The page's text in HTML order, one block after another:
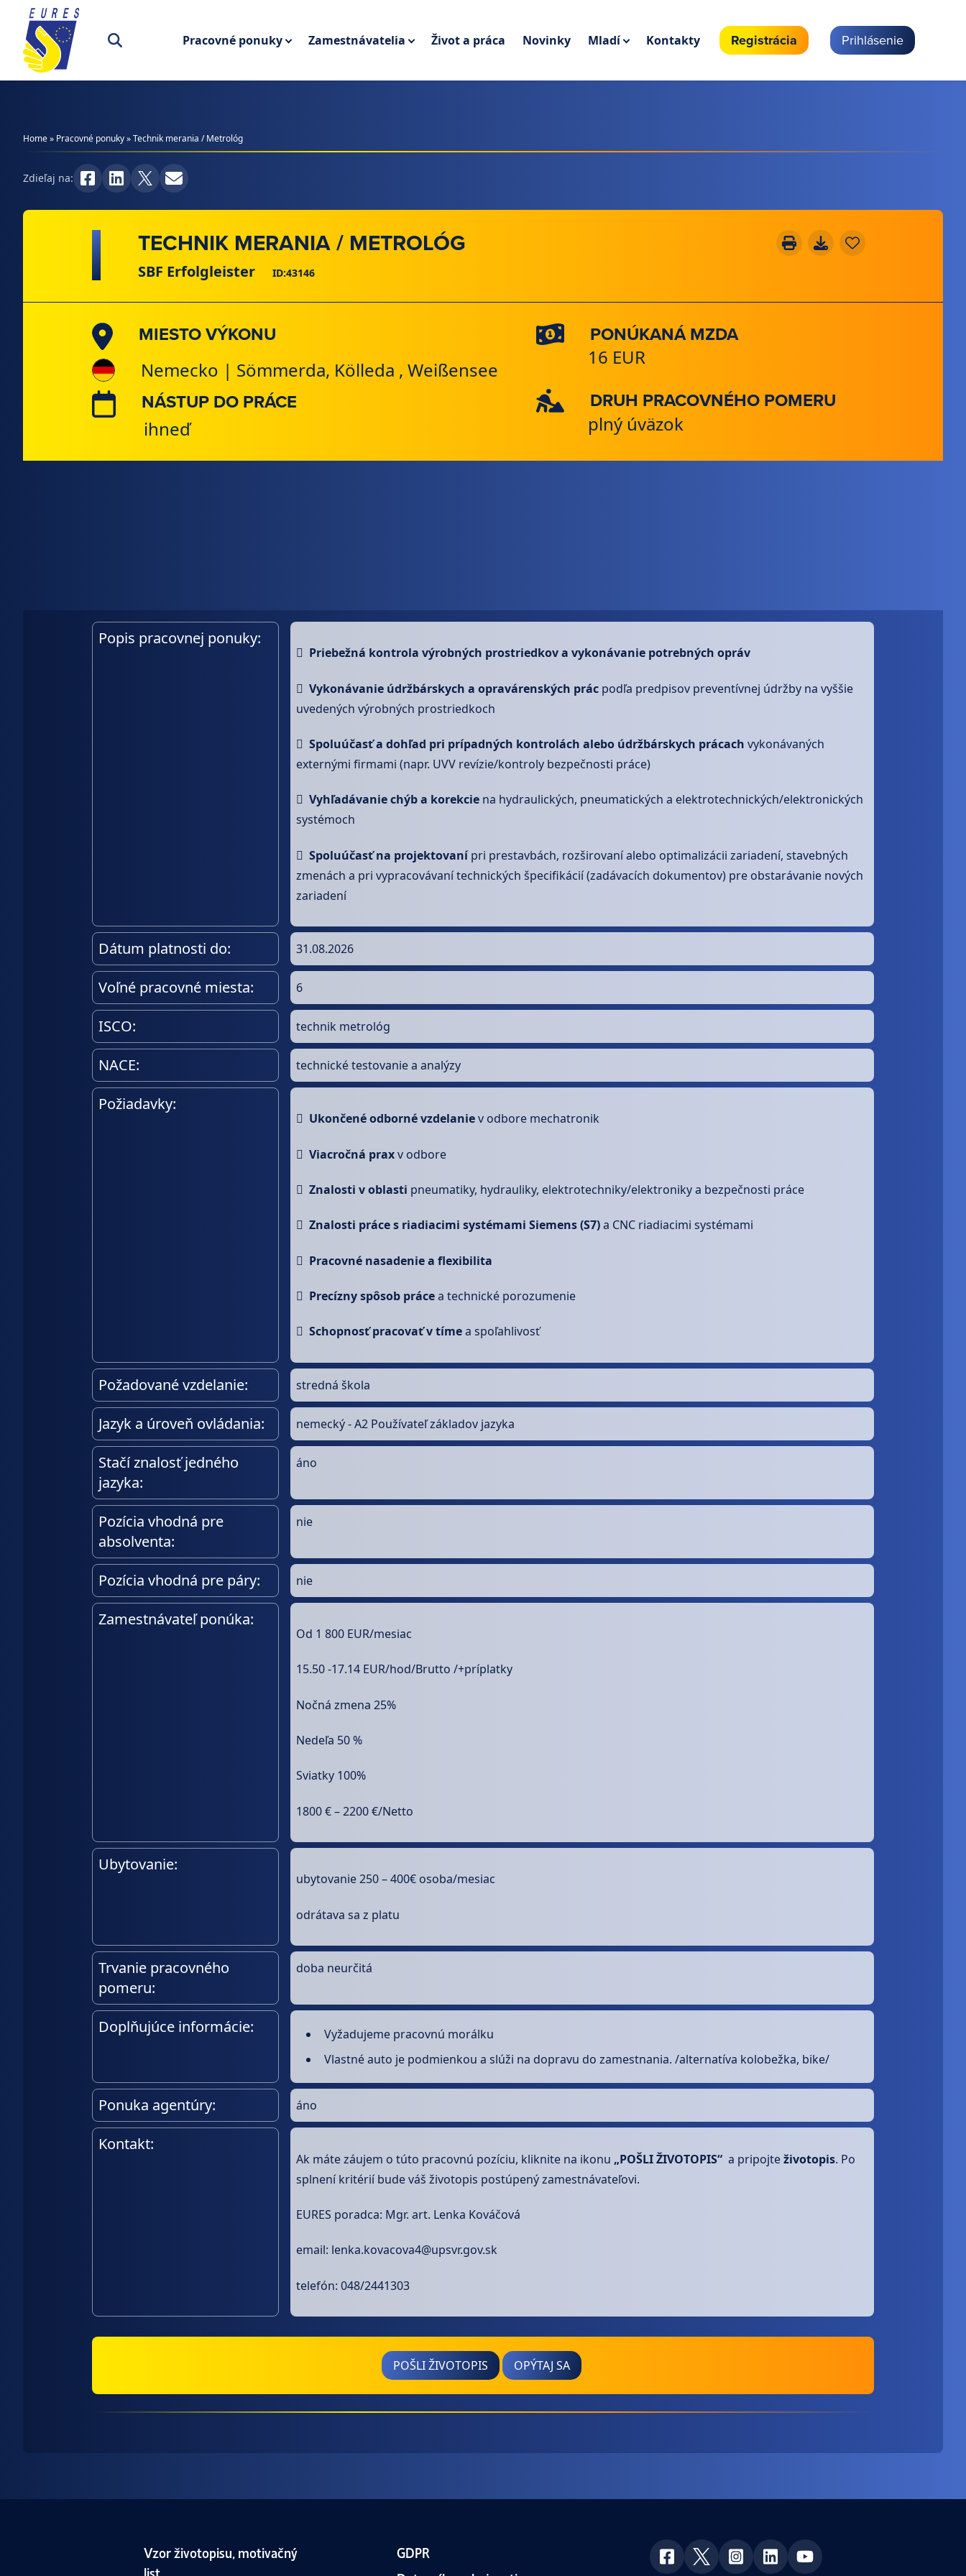
Prejsť na obsah
Pracovné ponuky Zamestnávatelia Život a práca Novinky Mladí Kontakty Registrácia Prihlásenie
Home» Pracovné ponuky»Technik merania / Metrológ
Zdieľaj na:
TECHNIK MERANIA / METROLÓG
SBF Erfolgleister ID:43146
MIESTO VÝKONU
Nemecko | Sömmerda, Kölleda , Weißensee
NÁSTUP DO PRÁCE
ihneď
PONÚKANÁ MZDA
16 EUR
DRUH PRACOVNÉHO POMERU
plný úväzok
Popis pracovnej ponuky:
 Priebežná kontrola výrobných prostriedkov a vykonávanie potrebných opráv
 Vykonávanie údržbárskych a opravárenských prác podľa predpisov preventívnej údržby na vyššie
uvedených výrobných prostriedkoch
 Spoluúčasť a dohľad pri prípadných kontrolách alebo údržbárskych prácach vykonávaných
externými firmami (napr. UVV revízie/kontroly bezpečnosti práce)
 Vyhľadávanie chýb a korekcie na hydraulických, pneumatických a elektrotechnických/elektronických
systémoch
 Spoluúčasť na projektovanípri prestavbách, rozširovaní alebo optimalizácii zariadení, stavebných
zmenách a pri vypracovávaní technických špecifikácií (zadávacích dokumentov) pre obstarávanie nových
zariadení
Dátum platnosti do: 31.08.2026
Voľné pracovné miesta: 6
ISCO: technik metrológ
NACE: technické testovanie a analýzy
Požiadavky:
 Ukončené odborné vzdelaniev odbore mechatronik
 Viacročná praxv odbore
 Znalosti v oblasti pneumatiky, hydrauliky, elektrotechniky/elektroniky a bezpečnosti práce
 Znalosti práce s riadiacimi systémami Siemens (S7)a CNC riadiacimi systémami
 Pracovné nasadenie a flexibilita
 Precízny spôsob prácea technické porozumenie
 Schopnosť pracovať v tímea spoľahlivosť
Požadované vzdelanie: stredná škola
Jazyk a úroveň ovládania: nemecký - A2 Používateľ základov jazyka
Stačí znalosť jedného
jazyka:
áno
Pozícia vhodná pre
absolventa:
nie
Pozícia vhodná pre páry: nie
Zamestnávateľ ponúka:
Od 1 800 EUR/mesiac
15.50 -17.14 EUR/hod/Brutto /+príplatky
Nočná zmena 25%
Nedeľa 50 %
Sviatky 100%
1800 € – 2200 €/Netto
Ubytovanie:
ubytovanie 250 – 400€ osoba/mesiac
odrátava sa z platu
Trvanie pracovného
pomeru:
doba neurčitá
Doplňujúce informácie:
Vyžadujeme pracovnú morálku
Vlastné auto je podmienkou a slúži na dopravu do zamestnania. /alternatíva kolobežka, bike/
Ponuka agentúry: áno
Kontakt:
Ak máte záujem o túto pracovnú pozíciu, kliknite na ikonu „POŠLI ŽIVOTOPIS“ a pripojteživotopis. Po
splnení kritérií bude váš životopis postúpený zamestnávateľovi.
EURES poradca: Mgr. art. Lenka Kováčová
email: lenka.kovacova4@upsvr.gov.sk
telefón: 048/2441303
OPÝTAJ SA
POŠLI ŽIVOTOPIS
Vzor životopisu, motivačný
list
GDPR